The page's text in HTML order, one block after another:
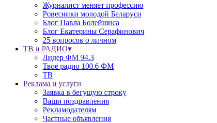
Журналист меняет профессию
Ровесники молодой Беларуси
Блог Павла Болейшиса
Блог Екатерины Серафинович
25 вопросов о личном
ТВ и РАДИО▾
Лидер ФМ 94.3
Твоё радио 100.6 ФМ
ТВ
Реклама и услуги
Заявка в бегущую строку
Ваши поздравления
Рекламодателям
Частные объявления